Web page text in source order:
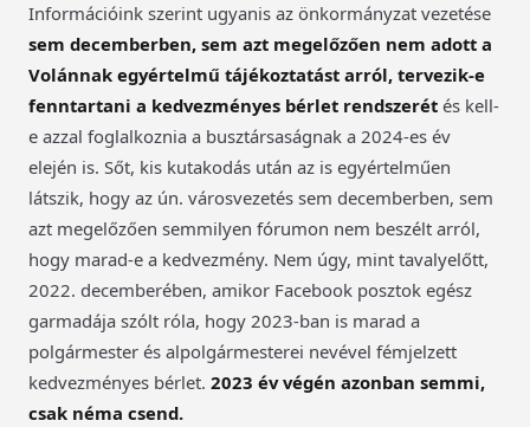
Információink szerint ugyanis az önkormányzat vezetése
sem decemberben, sem azt megelőzően nem adott a
Volánnak egyértelmű tájékoztatást arról, tervezik-e
fenntartani a kedvezményes bérlet rendszerét és kell-
e azzal foglalkoznia a busztársaságnak a 2024-es év
elején is. Sőt, kis kutakodás után az is egyértelműen
látszik, hogy az ún. városvezetés sem decemberben, sem
azt megelőzően semmilyen fórumon nem beszélt arról,
hogy marad-e a kedvezmény. Nem úgy, mint tavalyelőtt,
2022. decemberében, amikor Facebook posztok egész
garmadája szólt róla, hogy 2023-ban is marad a
polgármester és alpolgármesterei nevével fémjelzett
kedvezményes bérlet. 2023 év végén azonban semmi,
csak néma csend.